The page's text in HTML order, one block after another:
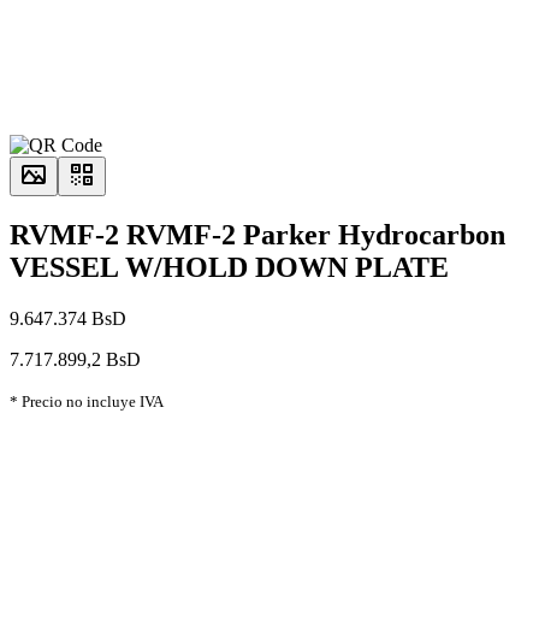
RVMF-2 RVMF-2 Parker Hydrocarbon
VESSEL W/HOLD DOWN PLATE
9.647.374 BsD
7.717.899,2 BsD
* Precio no incluye IVA